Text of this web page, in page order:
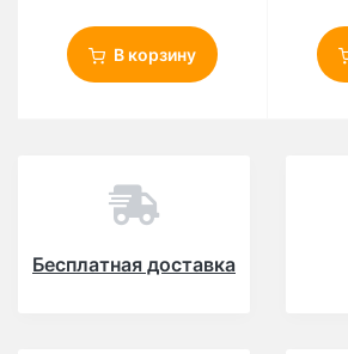
В корзину
Бесплатная доставка